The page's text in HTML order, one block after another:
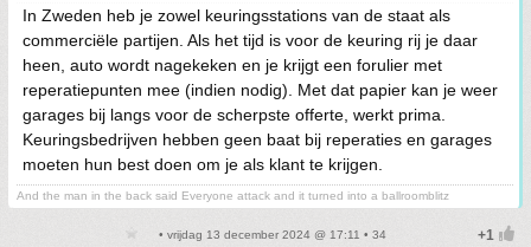
In Zweden heb je zowel keuringsstations van de staat als
commerciële partijen. Als het tijd is voor de keuring rij je daar
heen, auto wordt nagekeken en je krijgt een forulier met
reperatiepunten mee (indien nodig). Met dat papier kan je weer
garages bij langs voor de scherpste offerte, werkt prima.
Keuringsbedrijven hebben geen baat bij reperaties en garages
moeten hun best doen om je als klant te krijgen.
And the man in the back said Everyone attack and it turned into a ballroomblitz
• vrijdag 13 december 2024 @ 17:11 • 34